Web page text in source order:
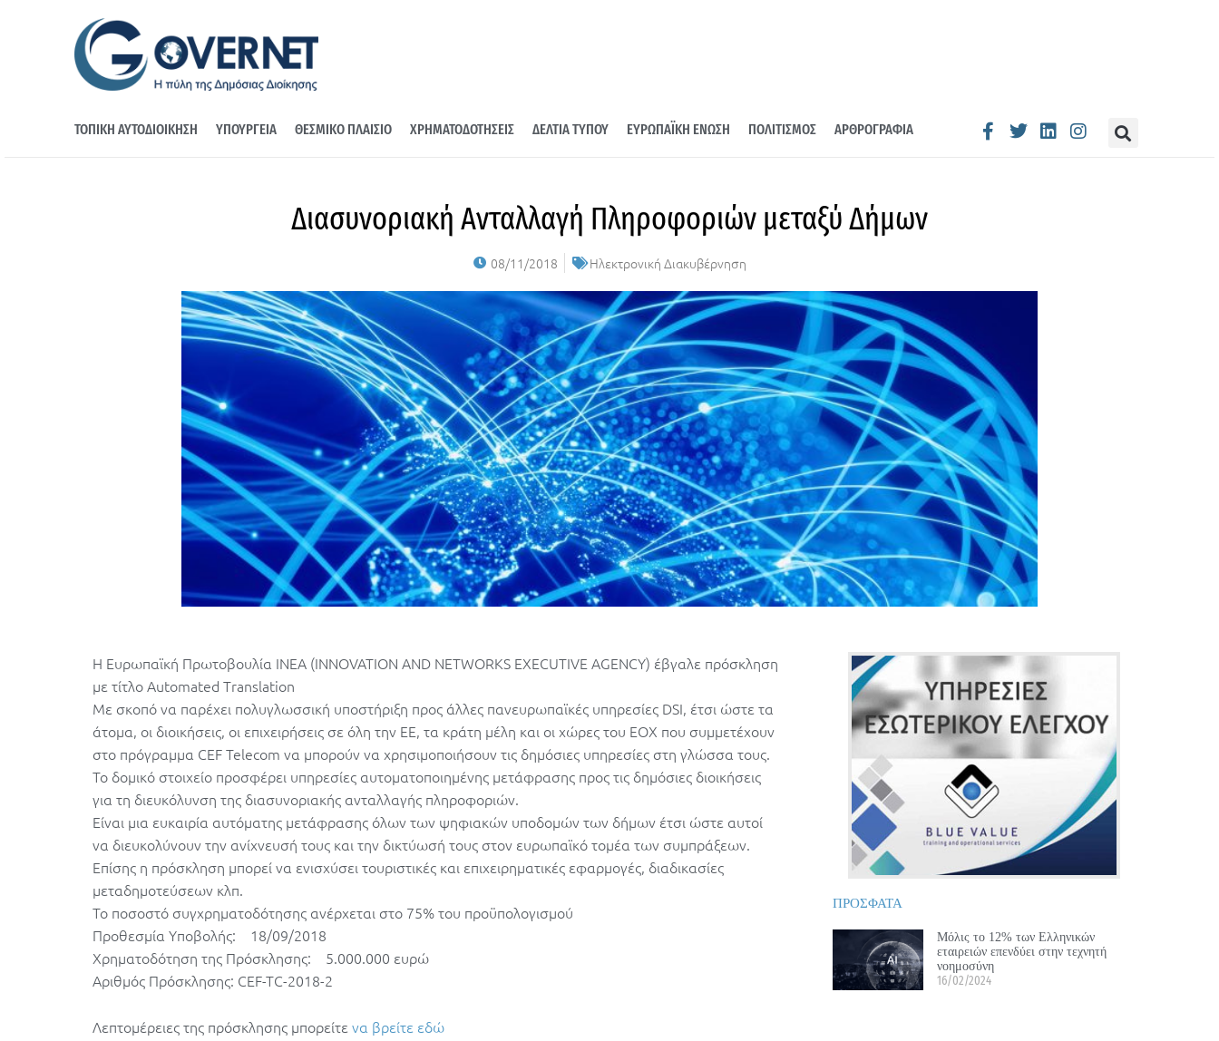
ΤΟΠΙΚΗ ΑΥΤΟΔΙΟΙΚΗΣΗ ΥΠΟΥΡΓΕΙΑ ΘΕΣΜΙΚΟ ΠΛΑΙΣΙΟ ΧΡΗΜΑΤΟΔΟΤΗΣΕΙΣ ΔΕΛΤΙΑ ΤΥΠΟΥ ΕΥΡΩΠΑΪΚΗ ΕΝΩΣΗ ΠΟΛΙΤΙΣΜΟΣ ΑΡΘΡΟΓΡΑΦΙΑ
Διασυνοριακή Ανταλλαγή Πληροφοριών μεταξύ Δήμων
08/11/2018 Ηλεκτρονική Διακυβέρνηση
Η Ευρωπαϊκή Πρωτοβουλία ΙΝΕΑ (INNOVATION AND NETWORKS EXECUTIVE AGENCY) έβγαλε πρόσκληση
με τίτλο Automated Translation
Με σκοπό να παρέχει πολυγλωσσική υποστήριξη προς άλλες πανευρωπαϊκές υπηρεσίες DSI, έτσι ώστε τα
άτομα, οι διοικήσεις, οι επιχειρήσεις σε όλη την ΕΕ, τα κράτη μέλη και οι χώρες του ΕΟΧ που συμμετέχουν
στο πρόγραμμα CEF Telecom να μπορούν να χρησιμοποιήσουν τις δημόσιες υπηρεσίες στη γλώσσα τους.
Το δομικό στοιχείο προσφέρει υπηρεσίες αυτοματοποιημένης μετάφρασης προς τις δημόσιες διοικήσεις
για τη διευκόλυνση της διασυνοριακής ανταλλαγής πληροφοριών.
Είναι μια ευκαιρία αυτόματης μετάφρασης όλων των ψηφιακών υποδομών των δήμων έτσι ώστε αυτοί
να διευκολύνουν την ανίχνευσή τους και την δικτύωσή τους στον ευρωπαϊκό τομέα των συμπράξεων.
Επίσης η πρόσκληση μπορεί να ενισχύσει τουριστικές και επιχειρηματικές εφαρμογές, διαδικασίες
μεταδημοτεύσεων κλπ.
Το ποσοστό συγχρηματοδότησης ανέρχεται στο 75% του προϋπολογισμού
Προθεσμία Υποβολής: 18/09/2018
Χρηματοδότηση της Πρόσκλησης: 5.000.000 ευρώ
Αριθμός Πρόσκλησης: CEF-TC-2018-2
Λεπτομέρειες της πρόσκλησης μπορείτε να βρείτε εδώ
ΠΡΟΣΦΑΤΑ
Μόλις το 12% των Ελληνικών
εταιρειών επενδύει στην τεχνητή
νοημοσύνη
16/02/2024